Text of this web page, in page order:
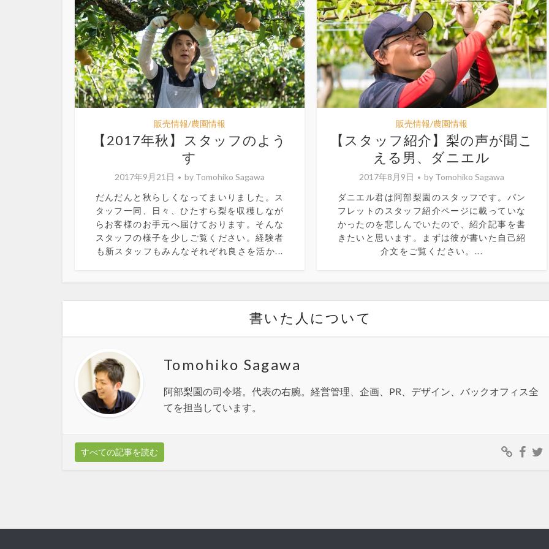
販売情報/農園情報
【2017年秋】スタッフのよう
す
2017年9月21日 by Tomohiko Sagawa
だんだんと秋らしくなってまいりました。ス
タッフ一同、日々、ひたすら梨を収穫しなが
らお客様のお手元へ届けております。そんな
スタッフの様子を少しご覧ください。経験者
も新スタッフもみんなそれぞれ良さを活か...
販売情報/農園情報
【スタッフ紹介】梨の声が聞こ
える男、ダニエル
2017年8月9日 by Tomohiko Sagawa
ダニエル君は阿部梨園のスタッフです。パン
フレットのスタッフ紹介ページに載っていな
かったのを悲しんでいたので、紹介記事を書
きたいと思います。まずは彼が書いた自己紹
介文をご覧ください。...
書いた人について
Tomohiko Sagawa
阿部梨園の司令塔。代表の右腕。経営管理、企画、PR、デザイン、バックオフィス全
てを担当しています。
すべての記事を読む